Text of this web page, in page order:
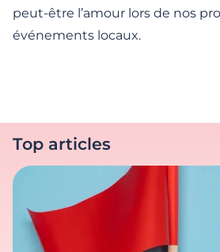
peut-être l’amour lors de nos
événements locaux.
Top articles